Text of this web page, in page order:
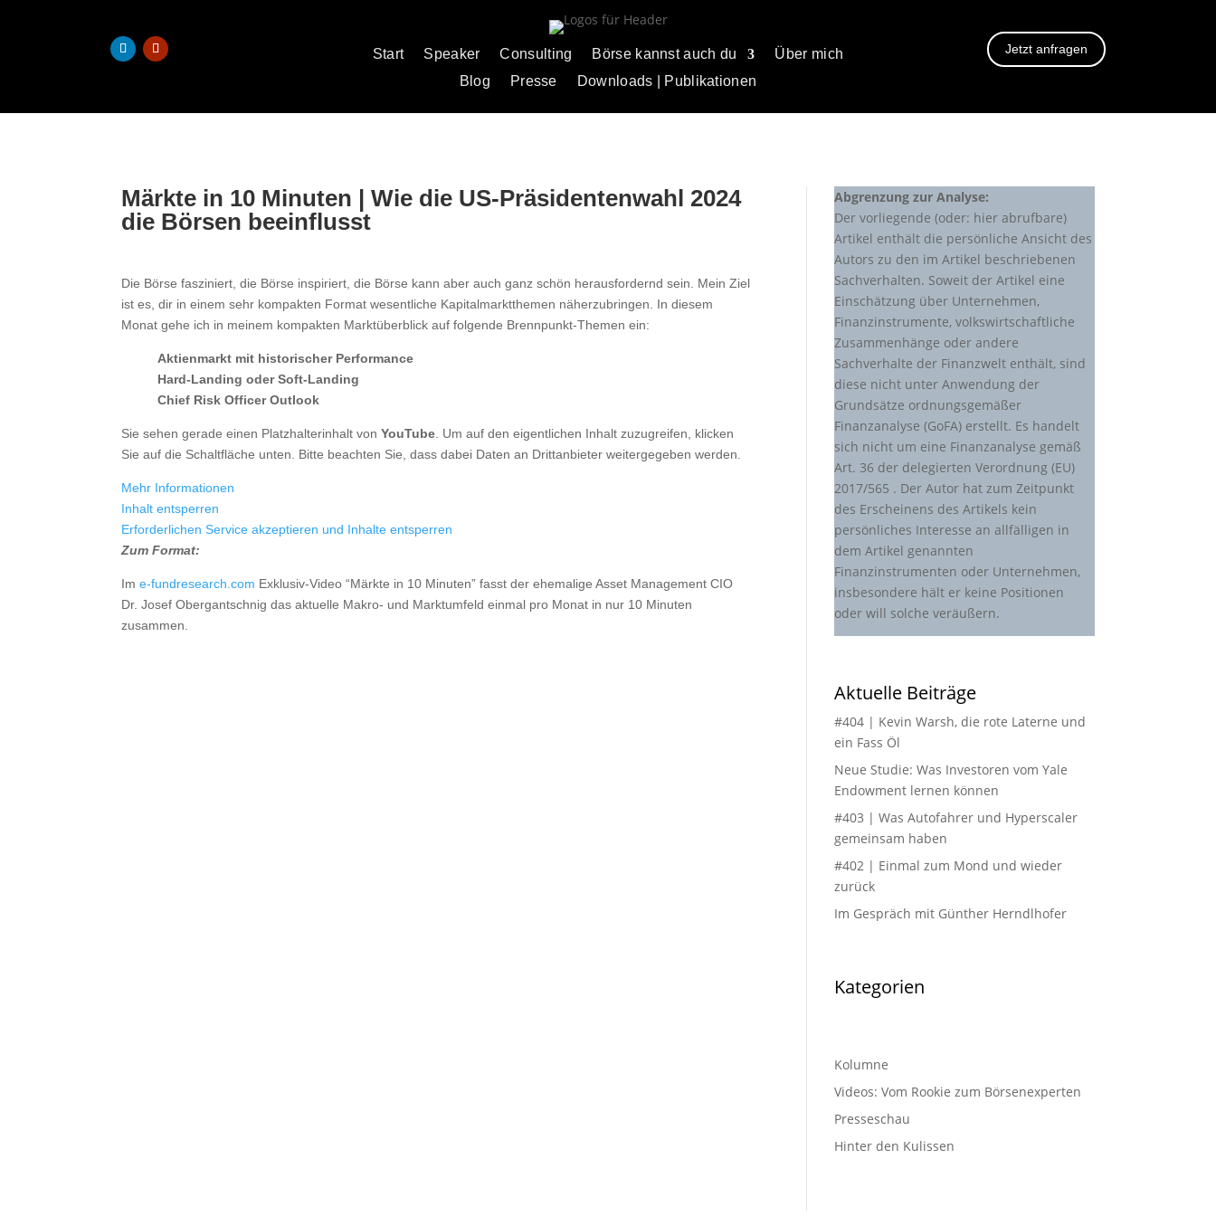
Start Speaker Consulting Börse kannst auch du
Über mich
Blog
Presse Downloads | Publikationen
Jetzt anfragen
Märkte in 10 Minuten | Wie die US-Präsidentenwahl 2024
die Börsen beeinflusst
Die Börse fasziniert, die Börse inspiriert, die Börse kann aber auch ganz schön herausfordernd sein. Mein Ziel
ist es, dir in einem sehr kompakten Format wesentliche Kapitalmarktthemen näherzubringen. In diesem
Monat gehe ich in meinem kompakten Marktüberblick auf folgende Brennpunkt-Themen ein:
Aktienmarkt mit historischer Performance
Hard-Landing oder Soft-Landing
Chief Risk Officer Outlook
Sie sehen gerade einen Platzhalterinhalt vonYouTube . Um auf den eigentlichen Inhalt zuzugreifen, klicken
Sie auf die Schaltfläche unten. Bitte beachten Sie, dass dabei Daten an Drittanbieter weitergegeben werden.
Mehr Informationen
Inhalt entsperren
Erforderlichen Service akzeptieren und Inhalte entsperren
Zum Format:
Ime-fundresearch.com Exklusiv-Video “Märkte in 10 Minuten” fasst der ehemalige Asset Management CIO
Dr. Josef Obergantschnig das aktuelle Makro- und Marktumfeld einmal pro Monat in nur 10 Minuten
zusammen.
Abgrenzung zur Analyse:
Der vorliegende (oder: hier abrufbare)
Artikel enthält die persönliche Ansicht des
Autors zu den im Artikel beschriebenen
Sachverhalten. Soweit der Artikel eine
Einschätzung über Unternehmen,
Finanzinstrumente, volkswirtschaftliche
Zusammenhänge oder andere
Sachverhalte der Finanzwelt enthält, sind
diese nicht unter Anwendung der
Grundsätze ordnungsgemäßer
Finanzanalyse (GoFA) erstellt. Es handelt
sich nicht um eine Finanzanalyse gemäß
Art. 36 der delegierten Verordnung (EU)
2017/565 . Der Autor hat zum Zeitpunkt
des Erscheinens des Artikels kein
persönliches Interesse an allfälligen in
dem Artikel genannten
Finanzinstrumenten oder Unternehmen,
insbesondere hält er keine Positionen
oder will solche veräußern.
Aktuelle Beiträge
#404 | Kevin Warsh, die rote Laterne und
ein Fass Öl
Neue Studie: Was Investoren vom Yale
Endowment lernen können
#403 | Was Autofahrer und Hyperscaler
gemeinsam haben
#402 | Einmal zum Mond und wieder
zurück
Im Gespräch mit Günther Herndlhofer
Kategorien
Kolumne
Videos: Vom Rookie zum Börsenexperten
Presseschau
Hinter den Kulissen